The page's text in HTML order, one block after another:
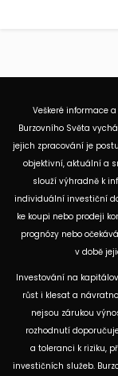
Veškeré informace
Burzovního Světa
jejich zpracování je
objektivní, aktuální a
slouží výhradně k
individuální investiční
ke koupi nebo prodeji
prognózy nebo
v době
Investování na
růst i klesat a
nejsou zárukou
rozhodnutí
a toleranci k riziku,
investičních služeb.